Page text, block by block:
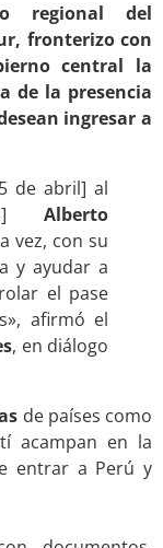
regional del
fronterizo con
central la
de la presencia
ingresar a
de abril] al
Alberto
vez, con su
y ayudar a
el pase
afirmó el
, en diálogo
de países como
acampan en la
entrar a Perú y